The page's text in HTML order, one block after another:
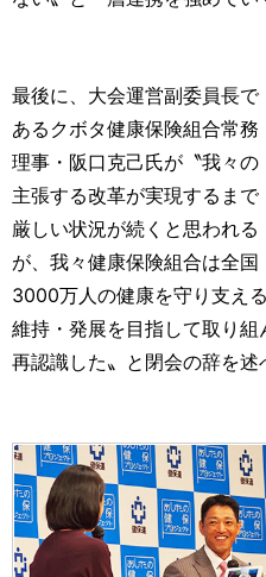
最後に、大会運営副委員長で
あるクボタ健康保険組合常務
理事・阪口克己氏が〝我々の
主張する改革が実現するまで
厳しい状況が続くと思われる
が、我々健康保険組合は全国
3000万人の健康を守り支え
維持・発展を目指して取り
再認識した〟と閉会の辞を述